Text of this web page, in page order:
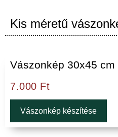
Kis méretű
Vászonkép 30x45 cm
7.000 Ft
Vászonkép készítése